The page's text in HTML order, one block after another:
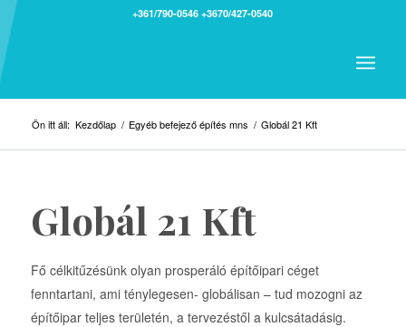
+361/790-0546 +3670/427-0540
Ön itt áll: Kezdőlap / Egyéb befejező építés mns / Globál 21 Kft
Globál 21 Kft
Fő célkitűzésünk olyan prosperáló építőipari céget
fenntartani, ami ténylegesen- globálisan – tud mozogni az
építőipar teljes területén, a tervezéstől a kulcsátadásig.